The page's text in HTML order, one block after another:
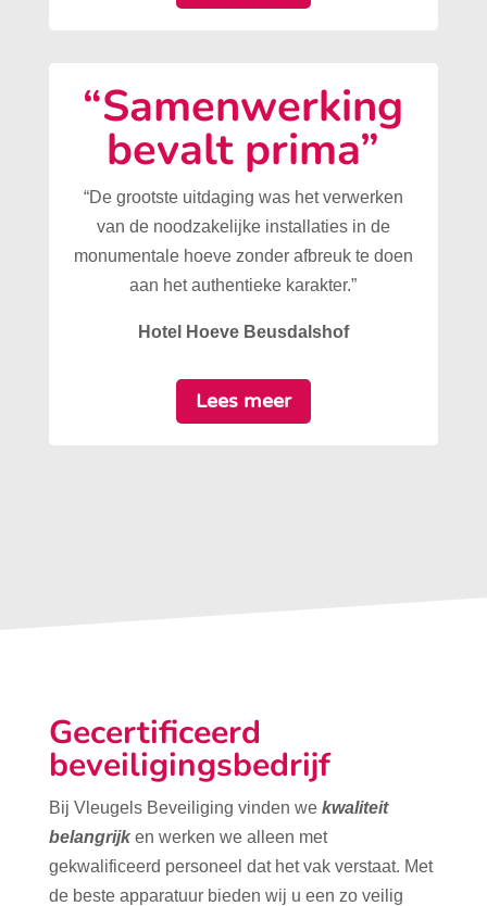
“Samenwerking
bevalt prima”
“De grootste uitdaging was het verwerken
van de noodzakelijke installaties in de
monumentale hoeve zonder afbreuk te doen
aan het authentieke karakter.”
Hotel Hoeve Beusdalshof
Lees meer
Gecertificeerd
beveiligingsbedrijf
Bij Vleugels Beveiliging vinden we kwaliteit
belangrijk en werken we alleen met
gekwalificeerd personeel dat het vak verstaat. Met
de beste apparatuur bieden wij u een zo veilig